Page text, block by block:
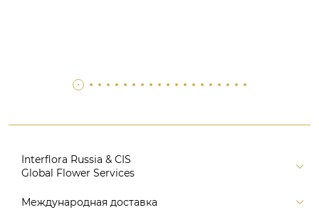
Interflora Russia & CIS
Global Flower Services
Версия для печати
Международная доставка